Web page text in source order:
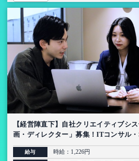
【経営陣直下】自社クリエイティブシ
画・ディレクター」募集！ITコンサル
上流インターン【AI導入プロジェクト】
給与 時給：1,226円